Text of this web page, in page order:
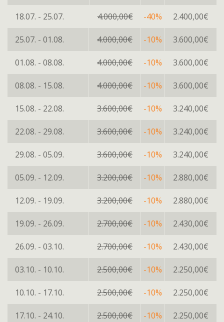
18.07. - 25.07. 4.000,00€ -40% 2.400,00€
25.07. - 01.08. 4.000,00€ -10% 3.600,00€
01.08. - 08.08. 4.000,00€ -10% 3.600,00€
08.08. - 15.08. 4.000,00€ -10% 3.600,00€
15.08. - 22.08. 3.600,00€ -10% 3.240,00€
22.08. - 29.08. 3.600,00€ -10% 3.240,00€
29.08. - 05.09. 3.600,00€ -10% 3.240,00€
05.09. - 12.09. 3.200,00€ -10% 2.880,00€
12.09. - 19.09. 3.200,00€ -10% 2.880,00€
19.09. - 26.09. 2.700,00€ -10% 2.430,00€
26.09. - 03.10. 2.700,00€ -10% 2.430,00€
03.10. - 10.10. 2.500,00€ -10% 2.250,00€
10.10. - 17.10. 2.500,00€ -10% 2.250,00€
17.10. - 24.10. 2.500,00€ -10% 2.250,00€